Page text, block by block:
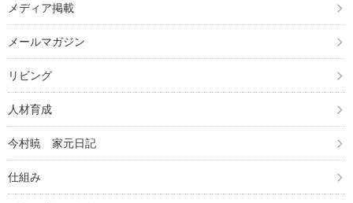
メディア掲載
メールマガジン
リビング
人材育成
今村暁 家元日記
仕組み